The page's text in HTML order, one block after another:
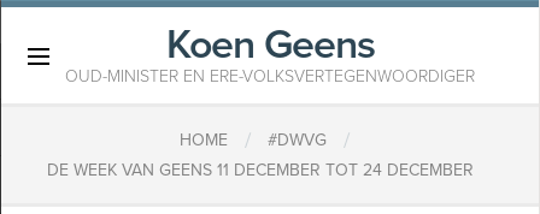
Koen Geens
OUD-MINISTER EN ERE-VOLKSVERTEGENWOORDIGER
HOME / #DWVG /
DE WEEK VAN GEENS 11 DECEMBER TOT 24 DECEMBER